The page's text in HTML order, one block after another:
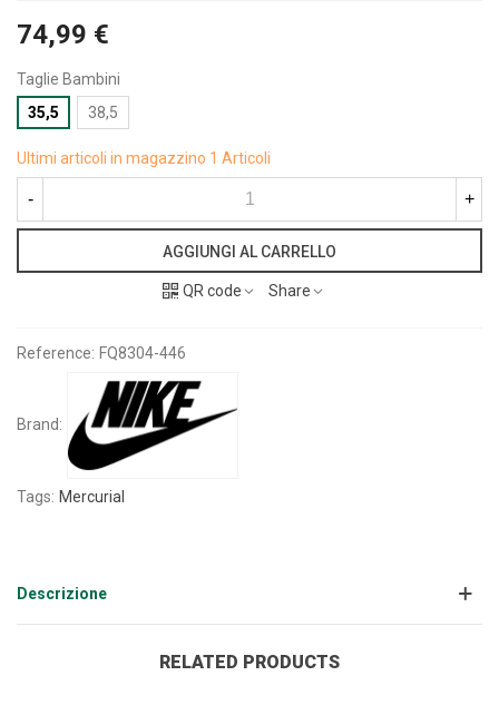
74,99 €
Taglie Bambini
35,5
38,5
Ultimi articoli in magazzino 1 Articoli
- +
AGGIUNGI AL CARRELLO
QR code Share
Reference: FQ8304-446
Brand:
Tags: Mercurial
Descrizione
RELATED PRODUCTS